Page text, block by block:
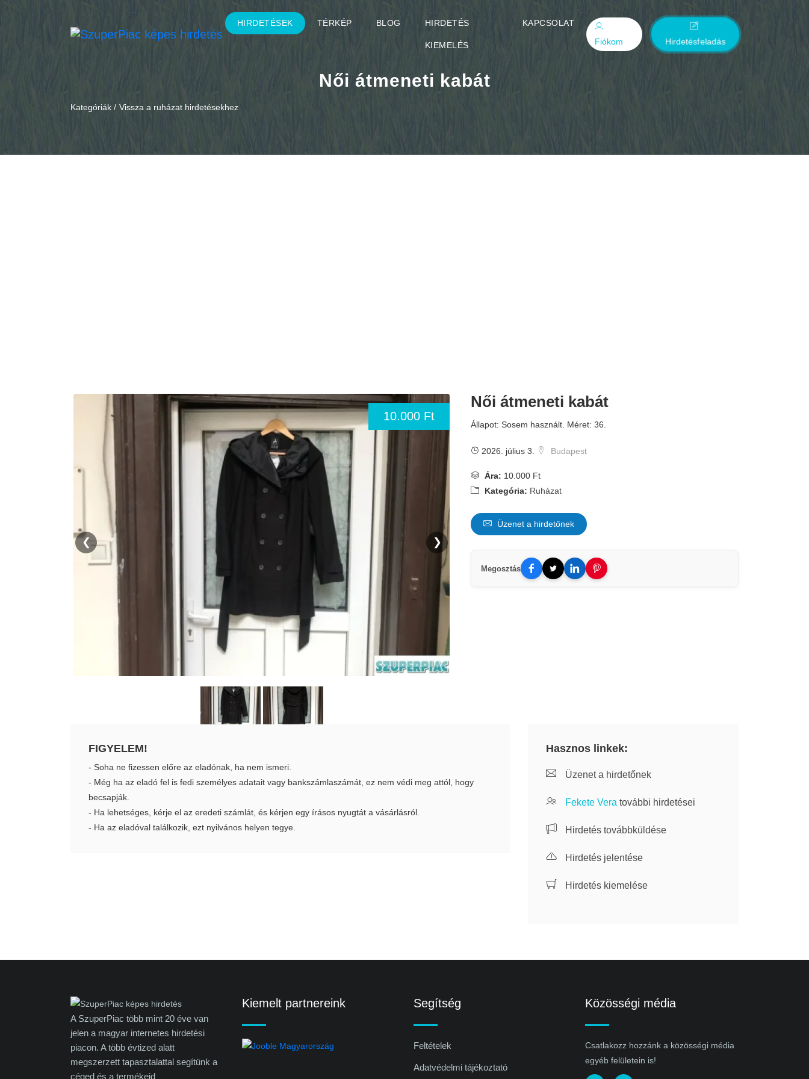
HIRDETÉSEK TÉRKÉP BLOG HIRDETÉS
KIEMELÉS
KAPCSOLAT
Fiókom
Hirdetésfeladás
Női átmeneti kabát
Kategóriák / Vissza a ruházat hirdetésekhez
10.000 Ft
❮ ❯
Női átmeneti kabát
Állapot: Sosem használt. Méret: 36.
2026. július 3. Budapest
Ára: 10.000 Ft
Kategória: Ruházat
Üzenet a hirdetőnek
Megosztás
FIGYELEM!
- Soha ne fizessen előre az eladónak, ha nem ismeri.
- Még ha az eladó fel is fedi személyes adatait vagy bankszámlaszámát, ez nem védi meg attól, hogy
becsapják.
- Ha lehetséges, kérje el az eredeti számlát, és kérjen egy írásos nyugtát a vásárlásról.
- Ha az eladóval találkozik, ezt nyilvános helyen tegye.
Hasznos linkek:
Üzenet a hirdetőnek
Fekete Vera további hirdetései
Hirdetés továbbküldése
Hirdetés jelentése
Hirdetés kiemelése
A SzuperPiac több mint 20 éve van
jelen a magyar internetes hirdetési
piacon. A több évtized alatt
megszerzett tapasztalattal segítünk a
céged és a termékeid
Kiemelt partnereink Segítség
Feltételek
Adatvédelmi tájékoztató
Közösségi média
Csatlakozz hozzánk a közösségi média
egyéb felületein is!